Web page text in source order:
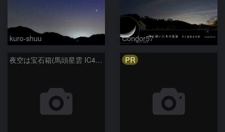
kuro-shuu Condor57
夜空は宝石箱(馬頭星雲 IC434) Seestar50 PR